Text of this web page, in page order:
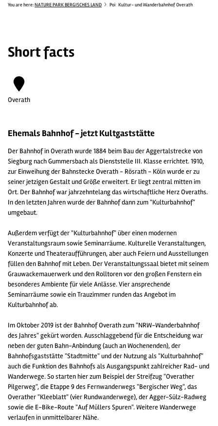
You are here:NATURE PARK BERGISCHES LAND Poi Kultur- und Wanderbahnhof Overath
Short facts
Overath
Ehemals Bahnhof - jetzt Kultgaststätte
Der Bahnhof in Overath wurde 1884 beim Bau der Aggertalstrecke von
Siegburg nach Gummersbach als Dienststelle III. Klasse errichtet. 1910,
zur Einweihung der Bahnstecke Overath - Rösrath - Köln wurde er zu
seiner jetzigen Gestalt und Größe erweitert. Er liegt zentral mitten im
Ort. Der Bahnhof war jahrzehntelang das wirtschaftliche Herz Overaths.
In den letzten Jahren wurde der Bahnhof dann zum "Kulturbahnhof"
umgebaut.
Außerdem verfügt der "Kulturbahnhof" über einen modernen
Veranstaltungsraum sowie Seminarräume. Kulturelle Veranstaltungen,
Konzerte und Theateraufführungen, aber auch Feiern und Ausstellungen
füllen den Bahnhof mit Leben. Der Veranstaltungssaal bietet mit seinem
Grauwackemauerwerk und den Rolltoren vor den großen Fenstern ein
besonderes Ambiente für viele Anlässe. Vier ansprechende
Seminarräume sowie ein Trauzimmer runden das Angebot im
Kulturbahnhof ab.
Im Oktober 2019 ist der Bahnhof Overath zum "NRW-Wanderbahnhof
des Jahres" gekürt worden. Ausschlaggebend für die Entscheidung war
neben der guten Bahn-Anbindung (auch an Wochenenden), der
Bahnhofsgaststätte "Stadtmitte" und der Nutzung als "Kulturbahnhof"
auch die Funktion des Bahnhofs als Ausgangspunkt zahlreicher Rad- und
Wanderwege. So starten hier zum Beispiel der Streifzug "Overather
Pilgerweg", die Etappe 9 des Fernwanderwegs "Bergischer Weg", das
Overather "Kleeblatt" (vier Rundwanderwege), der Agger-Sülz-Radweg
sowie die E-Bike-Route "Auf Müllers Spuren". Weitere Wanderwege
verlaufen in unmittelbarer Nähe.